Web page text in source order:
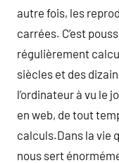
autre fois, les
carrées. C’est
régulièrement
siècles et des
l’ordinateur à vu le
en web, de tout
calculs.Dans la vie
nous sert